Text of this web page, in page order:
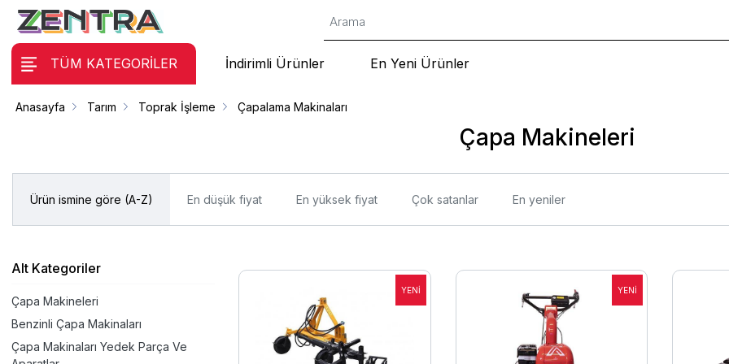
TÜM KATEGORİLER İndirimli Ürünler En Yeni Ürünler
Çapa Makineleri
Anasayfa Tarım Toprak İşleme Çapalama Makinaları
Ürün ismine göre (A-Z) En düşük fiyat En yüksek fiyat Çok satanlar En yeniler
Alt Kategoriler
Çapa Makineleri
Benzinli Çapa Makinaları
Çapa Makinaları Yedek Parça Ve